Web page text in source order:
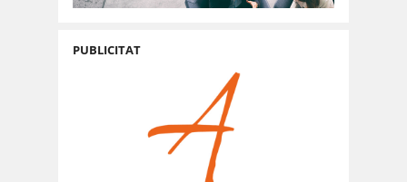
PUBLICITAT